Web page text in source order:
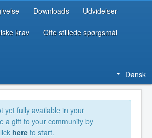
Downloads Udvidelser
krav Ofte stillede spørgsmål
Dansk
yet fully available in your
a gift to your community by
here to start.